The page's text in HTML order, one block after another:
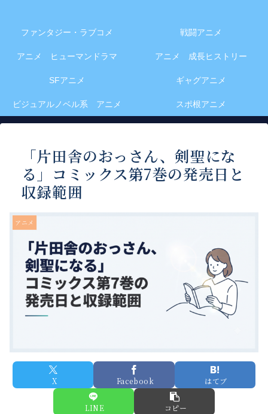
ファンタジー・ラブコメ 戦闘アニメ
アニメ ヒューマンドラマ アニメ 成長ヒストリー
SFアニメ ギャグアニメ
ビジュアルノベル系 アニメ スポ根アニメ
「片田舎のおっさん、剣聖にな
る」コミックス第7巻の発売日と
収録範囲
アニメ
X Facebook はてブ
LINE コピー